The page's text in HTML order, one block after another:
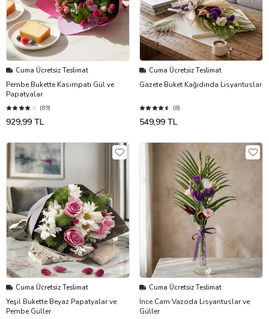
Cuma Ücretsiz Teslimat
Pembe Bukette Kasımpatı Gül ve
Papatyalar
(89)
929,99 TL
Cuma Ücretsiz Teslimat
Gazete Buket Kağıdında Lisyantuslar
(8)
549,99 TL
Cuma Ücretsiz Teslimat
Yeşil Bukette Beyaz Papatyalar ve
Pembe Güller
Cuma Ücretsiz Teslimat
İnce Cam Vazoda Lisyantuslar ve
Güller